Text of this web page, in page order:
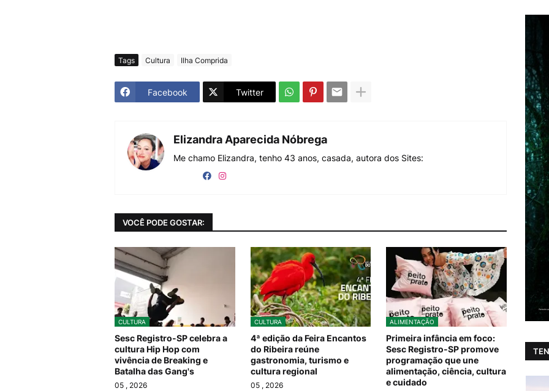
Tags Cultura Ilha Comprida
Facebook Twitter
Elizandra Aparecida Nóbrega
Me chamo Elizandra, tenho 43 anos, casada, autora dos Sites:
VOCÊ PODE GOSTAR:
CULTURA
Sesc Registro-SP celebra a
cultura Hip Hop com
vivência de Breaking e
Batalha das Gang's
05 , 2026
CULTURA
4ª edição da Feira Encantos
do Ribeira reúne
gastronomia, turismo e
cultura regional
05 , 2026
ALIMENTAÇÃO
Primeira infância em foco:
Sesc Registro-SP promove
programação que une
alimentação, ciência, cultura
e cuidado